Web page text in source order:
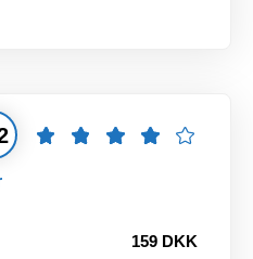
159 DKK